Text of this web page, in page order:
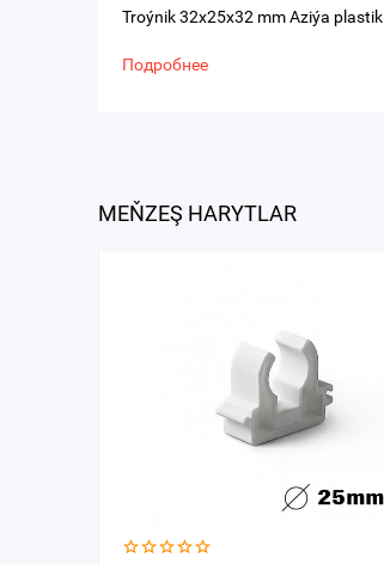
Troýnik 32x25x32 mm Aziýa plastik
Подробнее
MEŇZEŞ HARYTLAR